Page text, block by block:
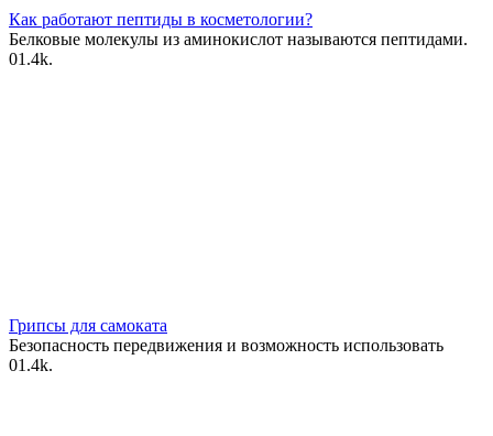
Как работают пептиды в косметологии?
Белковые молекулы из аминокислот называются пептидами.
01.4k.
Грипсы для самоката
Безопасность передвижения и возможность использовать
01.4k.